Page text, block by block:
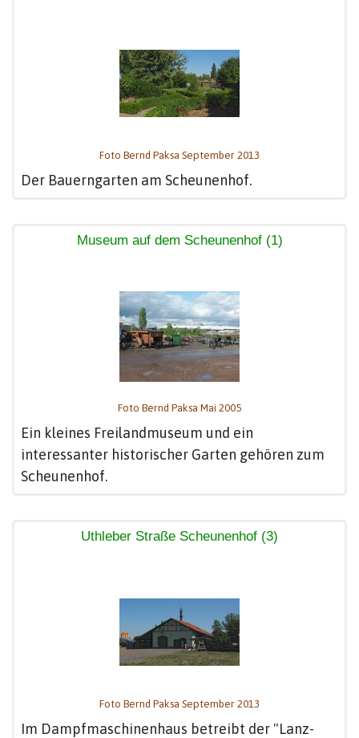
Foto Bernd Paksa September 2013
Der Bauerngarten am Scheunenhof.
Museum auf dem Scheunenhof (1)
Foto Bernd Paksa Mai 2005
Ein kleines Freilandmuseum und ein
interessanter historischer Garten gehören zum
Scheunenhof.
Uthleber Straße Scheunenhof (3)
Foto Bernd Paksa September 2013
Im Dampfmaschinenhaus betreibt der "Lanz-